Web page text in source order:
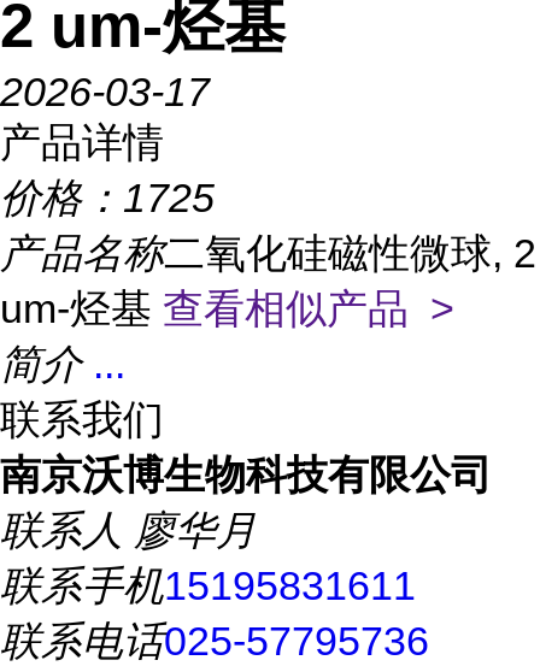
2 um-烃基
2026-03-17
产品详情
价格： 1725
产品名称二氧化硅磁性微球, 2
um-烃基 查看相似产品 >
简介 ...
联系我们
南京沃博生物科技有限公司
联系人 廖华月
联系手机15195831611
联系电话025-57795736